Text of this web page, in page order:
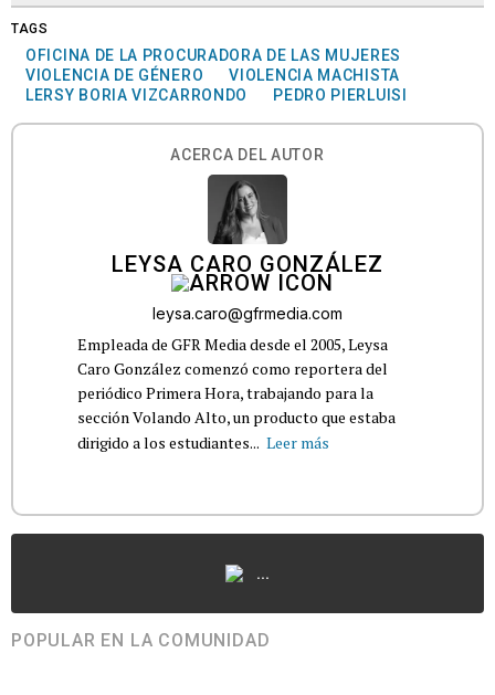
TAGS
OFICINA DE LA PROCURADORA DE LAS MUJERES
VIOLENCIA DE GÉNERO
VIOLENCIA MACHISTA
LERSY BORIA VIZCARRONDO
PEDRO PIERLUISI
ACERCA DEL AUTOR
LEYSA CARO GONZÁLEZ
leysa.caro@gfrmedia.com
Empleada de GFR Media desde el 2005, Leysa
Caro González comenzó como reportera del
periódico Primera Hora, trabajando para la
sección Volando Alto, un producto que estaba
dirigido a los estudiantes... Leer más
...
POPULAR EN LA COMUNIDAD